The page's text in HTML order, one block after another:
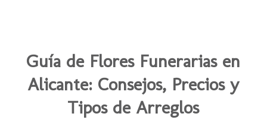
Guía de Flores Funerarias en
Alicante: Consejos, Precios y
Tipos de Arreglos